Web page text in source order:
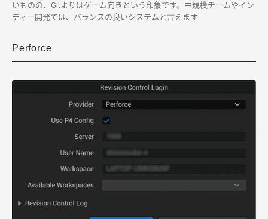
いものの、Gitよりはゲーム向きという印象です。中規模チームやイン
ディー開発では、バランスの良いシステムと言えます
Perforce